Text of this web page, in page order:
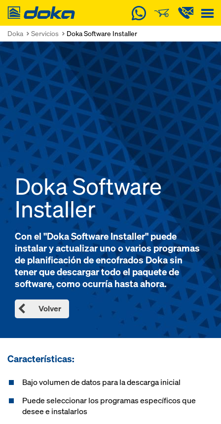
Doka
Doka Servicios Doka Software Installer
Doka Software
Installer
Con el "Doka Software Installer" puede
instalar y actualizar uno o varios programas
de planificación de encofrados Doka sin
tener que descargar todo el paquete de
software, como ocurría hasta ahora.
Volver
Características:
Bajo volumen de datos para la descarga inicial
Puede seleccionar los programas específicos que
desee e instalarlos